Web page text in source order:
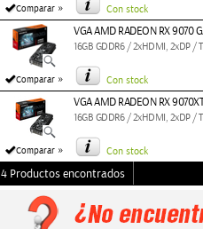
Comparar » Con stock
Comparar »
VGA AMD RADEON RX 9070
16GB GDDR6 / 2xHDMI, 2xDP /
Con stock
Comparar »
VGA AMD RADEON RX
16GB GDDR6 / 2xHDMI, 2xDP /
Con stock
4 Productos encontrados